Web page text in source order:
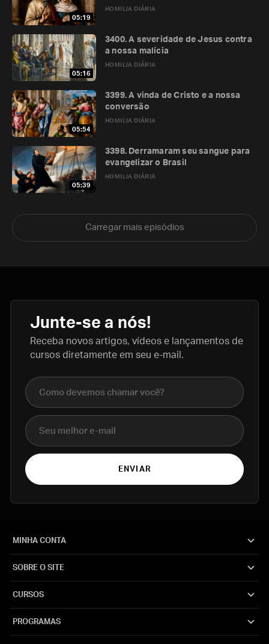
05:19
HOMILIA DIÁRIA
05:16
HOMILIA DIÁRIA
3400. A severidade de Jesus contra
a nossa malícia
05:54
HOMILIA DIÁRIA
3399. A vinda de Cristo e a nossa
conversão
05:39
HOMILIA DIÁRIA
3398. Derramaram seu sangue para
evangelizar o Brasil
Carregar mais episódios
Junte-se a nós!
Receba novos artigos, vídeos e lançamentos de
cursos diretamente em seu e-mail.
Nome completo
E-mail
ENVIAR
MINHA CONTA
SOBRE O SITE
CURSOS
PROGRAMAS